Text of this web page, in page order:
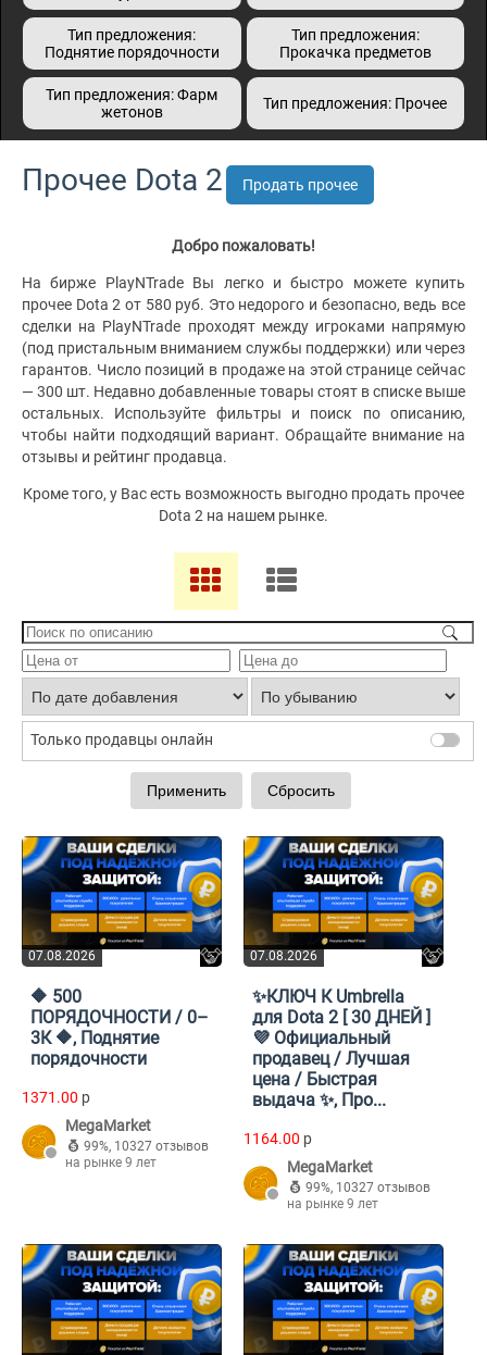
Тип предложения:
Поднятие порядочности
Тип предложения:
Прокачка предметов
Тип предложения: Фарм
жетонов
Тип предложения: Прочее
Прочее Dota 2 Продать прочее
Добро пожаловать!
На бирже PlayNTrade Вы легко и быстро можете купить
прочее Dota 2 от 580 руб. Это недорого и безопасно, ведь все
сделки на PlayNTrade проходят между игроками напрямую
(под пристальным вниманием службы поддержки) или через
гарантов. Число позиций в продаже на этой странице сейчас
— 300 шт. Недавно добавленные товары стоят в списке выше
остальных. Используйте фильтры и поиск по описанию,
чтобы найти подходящий вариант. Обращайте внимание на
отзывы и рейтинг продавца.
Кроме того, у Вас есть возможность выгодно продать прочее
Dota 2 на нашем рынке.
Только продавцы онлайн
07.08.2026
🔶 500
ПОРЯДОЧНОСТИ / 0–
3К 🔶, Поднятие
порядочности
1371.00 p
MegaMarket
99%, 10327 отзывов
на рынке 9 лет
07.08.2026
✨КЛЮЧ К Umbrella
для Dota 2 [ 30 ДНЕЙ ]
💜 Официальный
продавец / Лучшая
цена / Быстрая
выдача ✨, Про...
1164.00 p
MegaMarket
99%, 10327 отзывов
на рынке 9 лет